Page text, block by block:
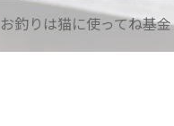
お釣りは猫に使ってね基金